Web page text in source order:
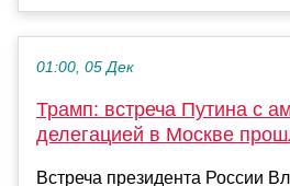
01:00, 05 Дек
Трамп: встреча Путина с
делегацией в Москве
Встреча президента России